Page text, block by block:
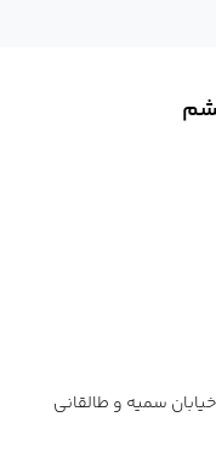
سمیه و طالقانی